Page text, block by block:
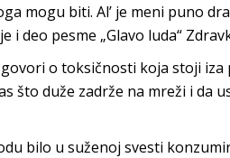
mogu biti. Al’ je meni puno
deo pesme „Glavo luda“
o toksičnosti koja stoji
što duže zadrže na mreži i da
bilo u suženoj svesti